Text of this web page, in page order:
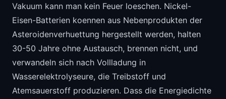
Vakuum kann man kein Feuer loeschen. Nickel-
Eisen-Batterien koennen aus Nebenprodukten der
Asteroidenverhuettung hergestellt werden, halten
30-50 Jahre ohne Austausch, brennen nicht, und
verwandeln sich nach Vollladung in
Wasserelektrolyseure, die Treibstoff und
Atemsauerstoff produzieren. Dass die Energiedichte